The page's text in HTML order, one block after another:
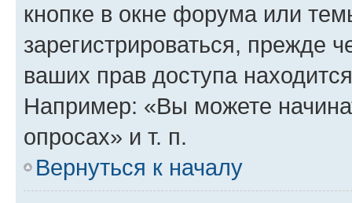
кнопке в окне форума или
зарегистрироваться, прежде
ваших прав доступа
Например: «Вы можете
опросах» и т. п.
Вернуться к началу